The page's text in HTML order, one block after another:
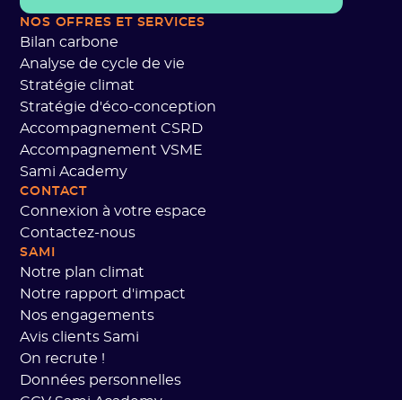
NOS OFFRES ET SERVICES
Bilan carbone
Analyse de cycle de vie
Stratégie climat
Stratégie d'éco-conception
Accompagnement CSRD
Accompagnement VSME
Sami Academy
CONTACT
Connexion à votre espace
Contactez-nous
SAMI
Notre plan climat
Notre rapport d'impact
Nos engagements
Avis clients Sami
On recrute !
Données personnelles